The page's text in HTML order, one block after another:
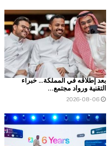
بعد إطلاقه في المملكة… خبراء
التقنية ورواد مجتمع...
2026-08-06